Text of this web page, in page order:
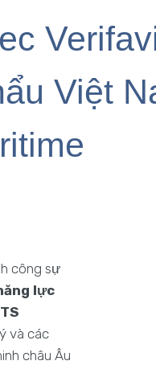
Việt
công sự
lực
và các
châu Âu